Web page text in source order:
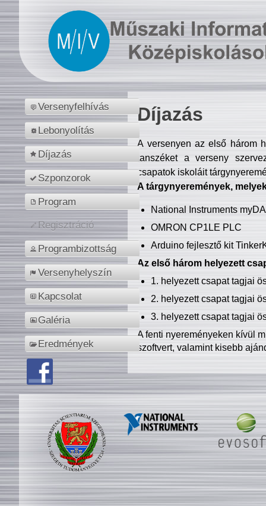
Versenyfelhívás
Lebonyolítás
Díjazás
Szponzorok
Program
Regisztráció
Programbizottság
Versenyhelyszín
Kapcsolat
Galéria
Eredmények
Díjazás
A versenyen az első három
tanszéket a verseny
csapatok iskoláit
A tárgynyeremények,
National Instruments
OMRON CP1LE PLC
Arduino fejlesztő kit
Az első három helyezett
1. helyezett csapat tagjai
2. helyezett csapat tagjai
3. helyezett csapat tagjai
A fenti nyereményeken kívül
szoftvert, valamint kisebb